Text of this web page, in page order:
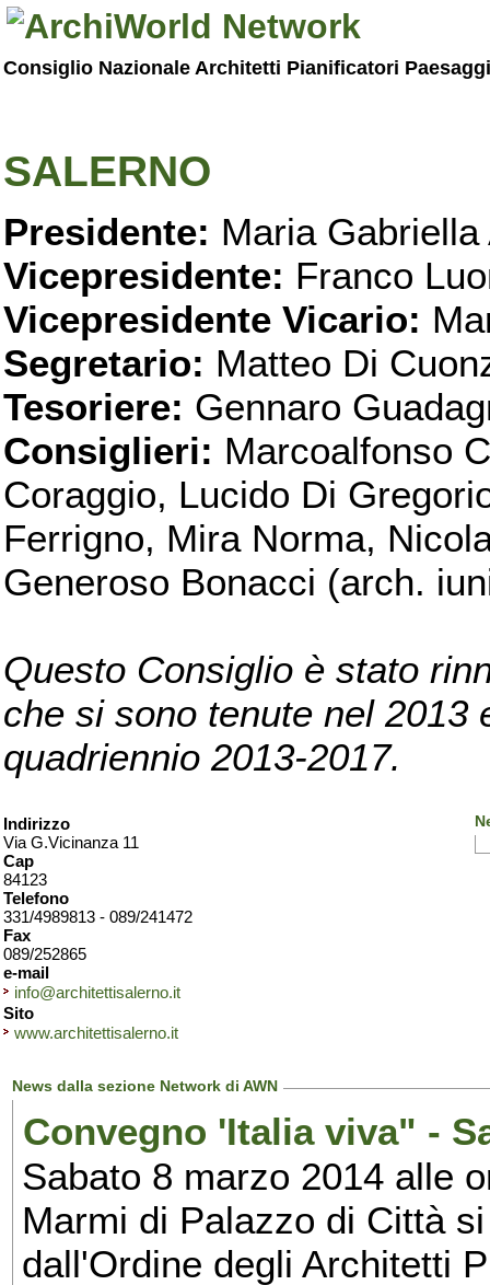
Consiglio Nazionale Architetti Pianificatori
SALERNO
Presidente: Maria Gabriella
Vicepresidente: Franco
Vicepresidente Vicario:
Segretario: Matteo Di
Tesoriere: Gennaro
Consiglieri: Marcoalfonso
Coraggio, Lucido Di
Ferrigno, Mira Norma,
Generoso Bonacci (arch.
Questo Consiglio è stato
che si sono tenute nel 2013
quadriennio 2013-2017.
Indirizzo
Via G.Vicinanza 11
Cap
84123
Telefono
331/4989813 - 089/241472
Fax
089/252865
e-mail
info@architettisalerno.it
Sito
www.architettisalerno.it
News dalla sezione Network di AWN
Convegno 'Italia viva" -
Sabato 8 marzo 2014 alle
Marmi di Palazzo di Città
dall'Ordine degli Architetti